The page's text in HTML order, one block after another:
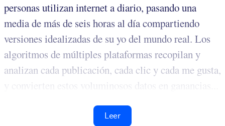
personas utilizan internet a diario, pasando una
media de más de seis horas al día compartiendo
versiones idealizadas de su yo del mundo real. Los
algoritmos de múltiples plataformas recopilan y
analizan cada publicación, cada clic y cada me gusta,
y convierten estos voluminosos datos en ganancias...
Leer